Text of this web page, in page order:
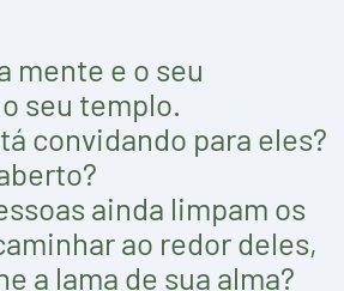
mente e o seu
seu templo.
convidando para eles?
ainda limpam os
ao redor deles,
a lama de sua alma?